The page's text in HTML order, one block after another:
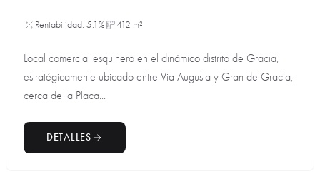
Rentabilidad: 5.1% 412 m²
Local comercial esquinero en el dinámico distrito de Gracia,
estratégicamente ubicado entre Via Augusta y Gran de Gracia,
cerca de la Placa...
DETALLES